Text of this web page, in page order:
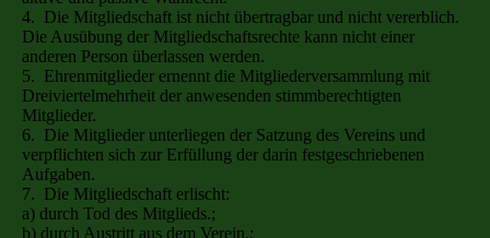
4. Die Mitgliedschaft ist nicht übertragbar und nicht vererblich.
Die Ausübung der Mitgliedschaftsrechte kann nicht einer
anderen Person überlassen werden.
5. Ehrenmitglieder ernennt die Mitgliederversammlung mit
Dreiviertelmehrheit der anwesenden stimmberechtigten
Mitglieder.
6. Die Mitglieder unterliegen der Satzung des Vereins und
verpflichten sich zur Erfüllung der darin festgeschriebenen
Aufgaben.
7. Die Mitgliedschaft erlischt:
a) durch Tod des Mitglieds.;
b) durch Austritt aus dem Verein.;